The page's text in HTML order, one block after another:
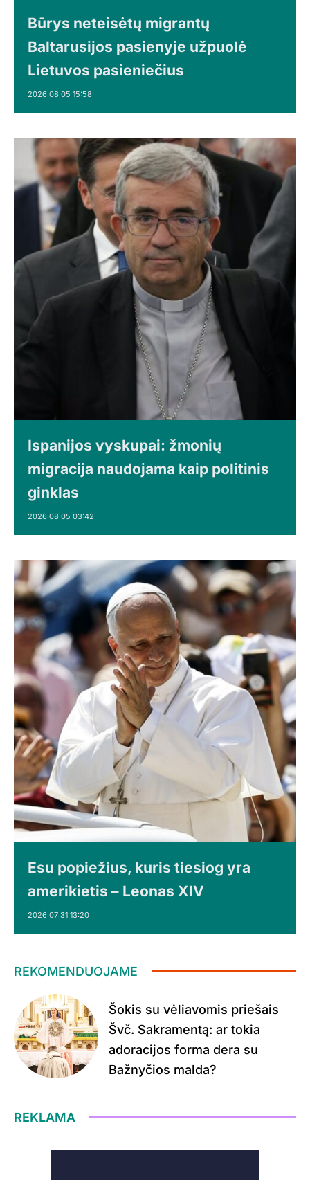
Būrys neteisėtų migrantų
Baltarusijos pasienyje užpuolė
Lietuvos pasieniečius
2026 08 05 15:58
Ispanijos vyskupai: žmonių
migracija naudojama kaip politinis
ginklas
2026 08 05 03:42
Esu popiežius, kuris tiesiog yra
amerikietis – Leonas XIV
2026 07 31 13:20
REKOMENDUOJAME
Šokis su vėliavomis priešais
Švč. Sakramentą: ar tokia
adoracijos forma dera su
Bažnyčios malda?
REKLAMA